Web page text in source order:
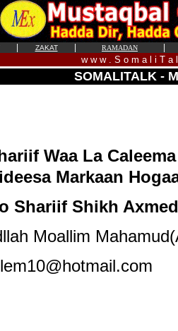
ZAKAT RAMADAN
w w w . S o m a l i T a
SOMALITALK -
Waa La
Markaan
Shariif Shikh
Moallim